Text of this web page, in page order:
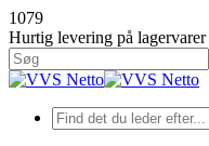
1079Spring
til
Hurtig levering på lagervarer
Luk